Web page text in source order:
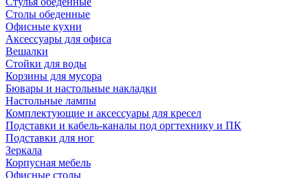
Столы обеденные
Офисные кухни
Аксессуары для офиса
Вешалки
Стойки для воды
Корзины для мусора
Бювары и настольные накладки
Настольные лампы
Комплектующие и аксессуары для кресел
Подставки и кабель-каналы под оргтехнику и ПК
Подставки для ног
Зеркала
Корпусная мебель
Офисные столы